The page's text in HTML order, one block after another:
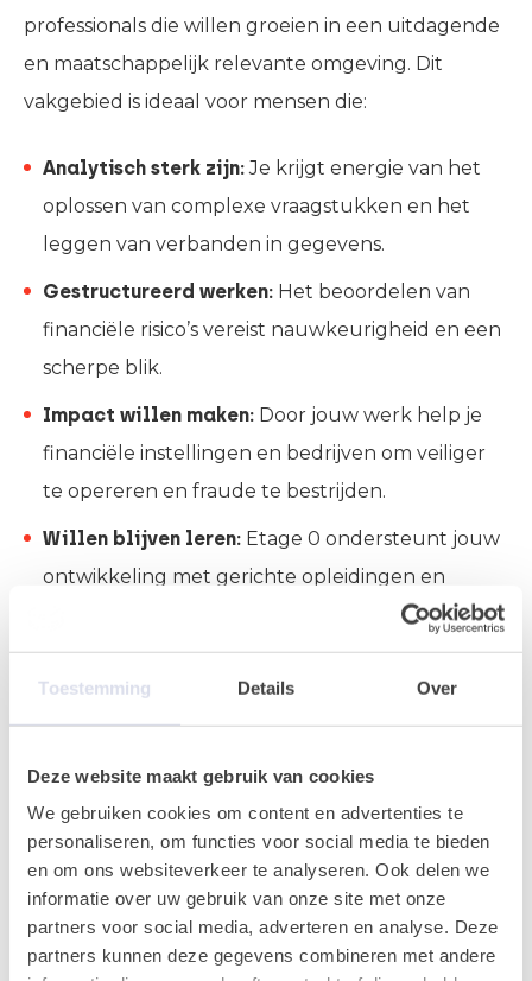
Toestemming Details Over
Deze website maakt gebruik van cookies
We gebruiken cookies om content en advertenties te
personaliseren, om functies voor social media te bieden
en om ons websiteverkeer te analyseren. Ook delen we
informatie over uw gebruik van onze site met onze
partners voor social media, adverteren en analyse. Deze
partners kunnen deze gegevens combineren met andere
professionals die willen groeien in een uitdagende
en maatschappelijk relevante omgeving. Dit
vakgebied is ideaal voor mensen die:
Analytisch sterk zijn:Je krijgt energie van het
oplossen van complexe vraagstukken en het
leggen van verbanden in gegevens.
Gestructureerd werken: Het beoordelen van
financiële risico’s vereist nauwkeurigheid en een
scherpe blik.
Impact willen maken: Door jouw werk help je
financiële instellingen en bedrijven om veiliger
te opereren en fraude te bestrijden.
Willen blijven leren: Etage 0 ondersteunt jouw
ontwikkeling met gerichte opleidingen en
Bij Etage 0 geloven we in jouw potentieel. Door
opdrachtgevers bieden we een unieke kans om te
groeien binnen de financiële top van Nederland.
Daarnaast zorgen wij voor persoonlijke
begeleiding en aandacht, zodat jij het beste uit
jezelf kunt halen.